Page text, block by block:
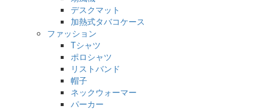
デスクマット
加熱式タバコケース
ファッション
Tシャツ
ポロシャツ
リストバンド
帽子
ネックウォーマー
パーカー